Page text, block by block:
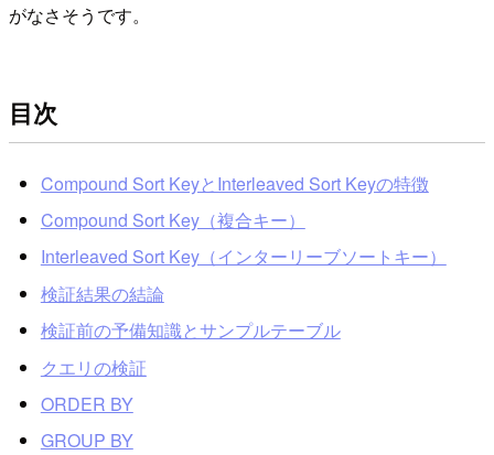
がなさそうです。
目次
Compound Sort KeyとInterleaved Sort Keyの特徴
Compound Sort Key（複合キー）
Interleaved Sort Key（インターリーブソートキー）
検証結果の結論
検証前の予備知識とサンプルテーブル
クエリの検証
ORDER BY
GROUP BY